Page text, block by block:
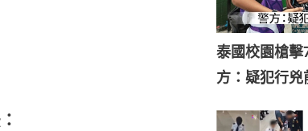
泰國校園槍
方：疑犯行兇